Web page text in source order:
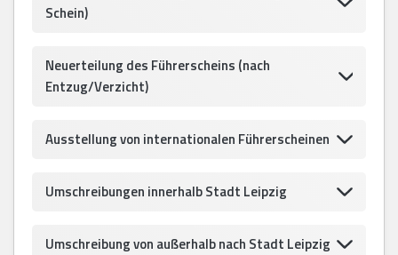
Schein)
Neuerteilung des Führerscheins (nach
Entzug/Verzicht)
Ausstellung von internationalen Führerscheinen
Umschreibungen innerhalb Stadt Leipzig
Umschreibung von außerhalb nach Stadt Leipzig